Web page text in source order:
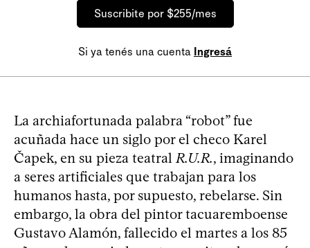
Suscribite por $255/mes
Si ya tenés una cuenta Ingresá
La archiafortunada palabra “robot” fue
acuñada hace un siglo por el checo Karel
Čapek, en su pieza teatral R.U.R., imaginando
a seres artificiales que trabajan para los
humanos hasta, por supuesto, rebelarse. Sin
embargo, la obra del pintor tacuaremboense
Gustavo Alamón, fallecido el martes a los 85